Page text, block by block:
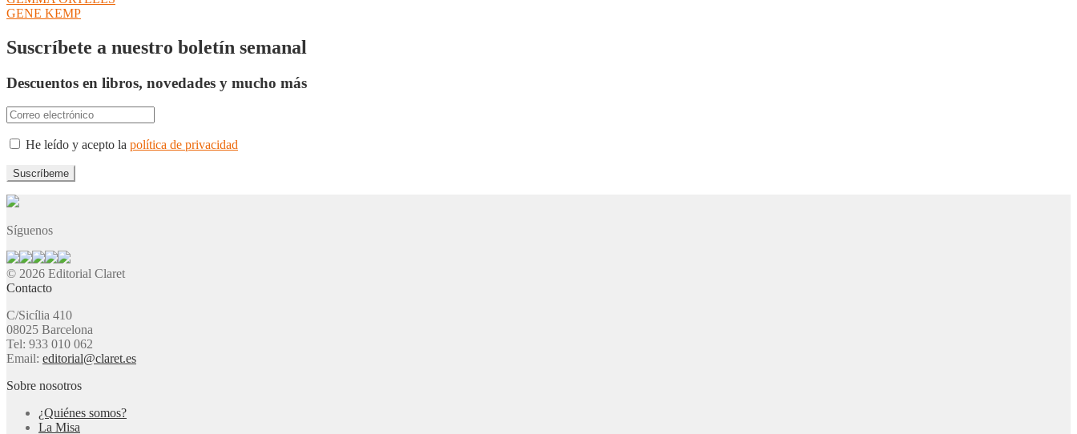
de
entradas
Siguiente:
GENE KEMP
Suscríbete a nuestro boletín semanal
Descuentos en libros, novedades y mucho más
He leído y acepto la política de privacidad
Síguenos
© 2026 Editorial Claret
Contacto
C/Sicília 410
08025 Barcelona
Tel: 933 010 062
Email: editorial@claret.es
Sobre nosotros
¿Quiénes somos?
La Misa